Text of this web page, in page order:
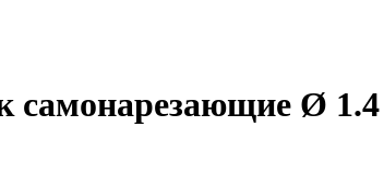
самонарезающие Ø